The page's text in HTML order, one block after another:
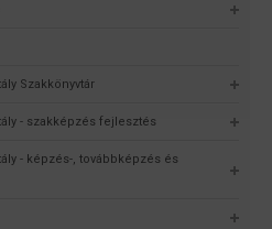
Szakkönyvtár
- szakképzés fejlesztés
- képzés-, továbbképzés és